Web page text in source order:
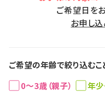
ご希望日を
お申し
ご希望の年齢で絞り込むこ
0～3歳（親子）
年